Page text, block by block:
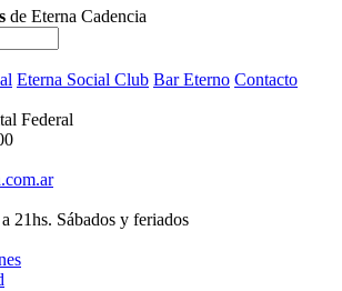
de Eterna Cadencia
Eterna Social Club Bar Eterno Contacto
Federal
21hs. Sábados y feriados